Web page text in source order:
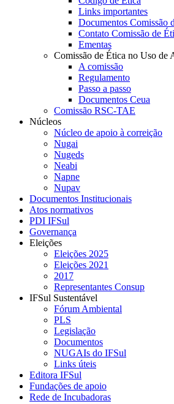
Links importantes
Documentos Comissão
Contato Comissão de
Ementas
Comissão de Ética no Uso
A comissão
Regulamento
Passo a passo
Documentos Ceua
Comissão RSC-TAE
Núcleos
Núcleo de apoio à correição
Nugai
Nugeds
Neabi
Napne
Nupav
Documentos Institucionais
Atos normativos
PDI IFSul
Governança
Eleições
Eleições 2025
Eleições 2021
2017
Representantes Consup
IFSul Sustentável
Fórum Ambiental
PLS
Legislação
Documentos
NUGAIs do IFSul
Links úteis
Editora IFSul
Fundações de apoio
Rede de Incubadoras